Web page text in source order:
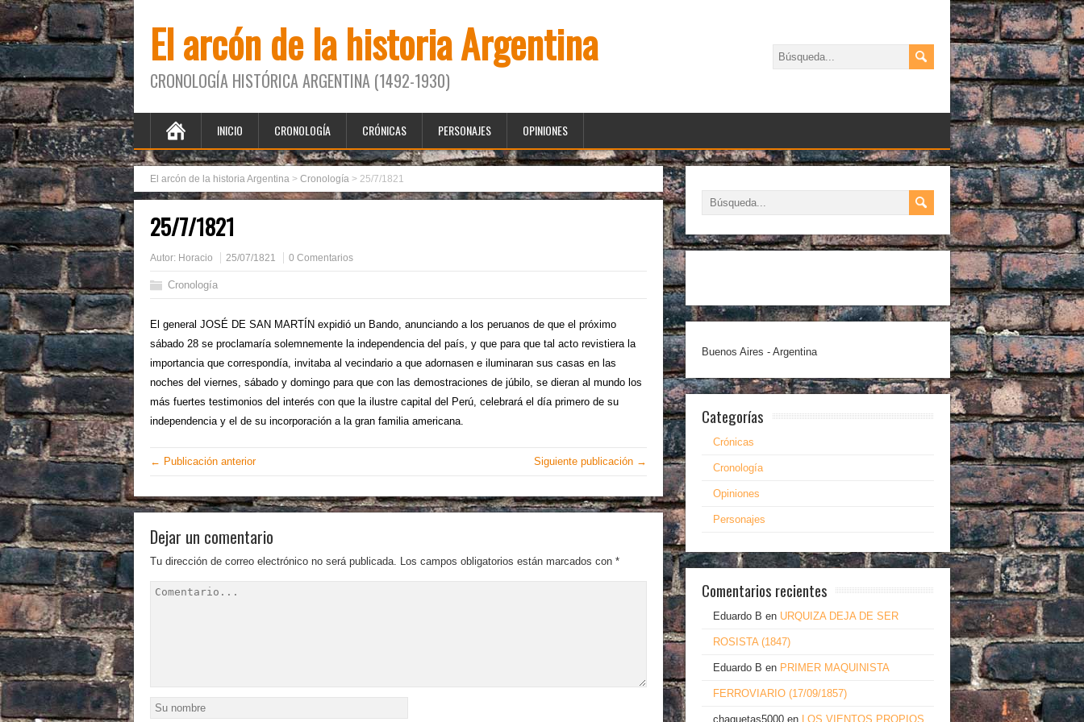
El arcón de la historia Argentina
CRONOLOGÍA HISTÓRICA ARGENTINA (1492-1930)
INICIO CRONOLOGÍA CRÓNICAS PERSONAJES OPINIONES
El arcón de la historia Argentina > Cronología > 25/7/1821
25/7/1821
Autor: Horacio 25/07/1821 0 Comentarios
Cronología
El general JOSÉ DE SAN MARTÍN expidió un Bando, anunciando a los peruanos de que el próximo
sábado 28 se proclamaría solemnemente la independencia del país, y que para que tal acto revistiera la
importancia que corres­pondía, invitaba al vecindario a que adornasen e iluminaran sus casas en las
noches del viernes, sábado y domingo para que con las demostraciones de júbilo, se dieran al mundo los
más fuertes testimonios del interés con que la ilustre capital del Perú, celebrará el día primero de su
independencia y el de su incorporación a la gran familia americana.
← Publicación anterior Siguiente publicación →
Dejar un comentario
Tu dirección de correo electrónico no será publicada. Los campos obligatorios están marcados con *
Buenos Aires - Argentina
Categorías
Crónicas
Cronología
Opiniones
Personajes
Comentarios recientes
Eduardo B en URQUIZA DEJA DE SER
ROSISTA (1847)
Eduardo B en PRIMER MAQUINISTA
FERROVIARIO (17/09/1857)
chaquetas5000 en LOS VIENTOS PROPIOS